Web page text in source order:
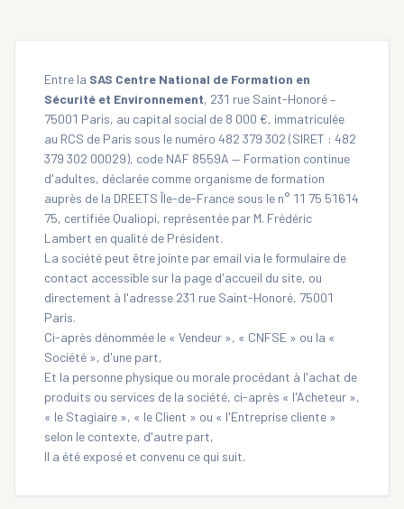
Entre la SAS Centre National de Formation en
Sécurité et Environnement, 231 rue Saint-Honoré –
75001 Paris, au capital social de 8 000 €, immatriculée
au RCS de Paris sous le numéro 482 379 302 (SIRET : 482
379 302 00029), code NAF 8559A — Formation continue
d'adultes, déclarée comme organisme de formation
auprès de la DREETS Île-de-France sous le n° 11 75 51614
75, certifiée Qualiopi, représentée par M. Frédéric
Lambert en qualité de Président.
La société peut être jointe par email via le formulaire de
contact accessible sur la page d'accueil du site, ou
directement à l'adresse 231 rue Saint-Honoré, 75001
Paris.
Ci-après dénommée le « Vendeur », « CNFSE » ou la «
Société », d'une part,
Et la personne physique ou morale procédant à l'achat de
produits ou services de la société, ci-après « l'Acheteur »,
« le Stagiaire », « le Client » ou « l'Entreprise cliente »
selon le contexte, d'autre part,
Il a été exposé et convenu ce qui suit.